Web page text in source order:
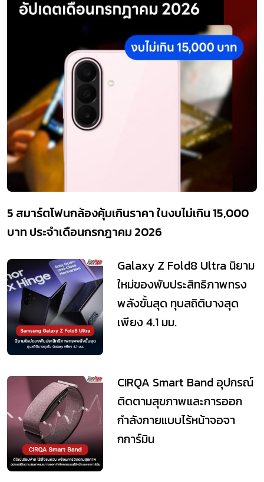
5 สมาร์ตโฟนกล้องคุ้มเกินราคา ในงบไม่เกิน 15,000
บาท ประจำเดือนกรกฎาคม 2026
Galaxy Z Fold8 Ultra นิยาม
ใหม่ของพับประสิทธิภาพทรง
พลังขั้นสุด ทุบสถิติบางสุด
เพียง 4.1 มม.
CIRQA Smart Band อุปกรณ์
ติดตามสุขภาพและการออก
กำลังกายแบบไร้หน้าจอจา
กการ์มิน